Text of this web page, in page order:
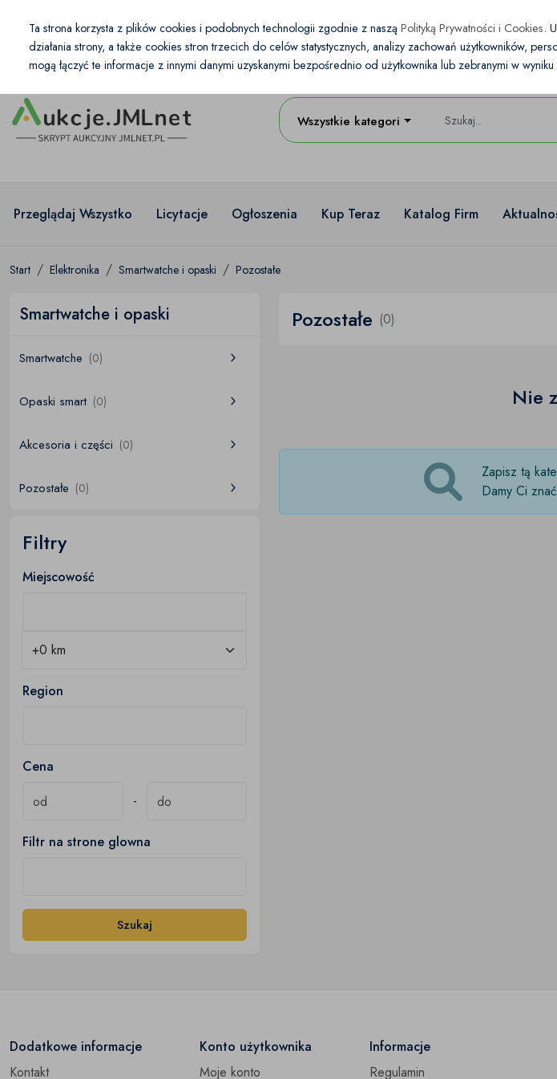
PL PLN
Wszystkie kategorie
Przeglądaj Wszystko Licytacje Ogłoszenia Kup Teraz Katalog Firm
Start Elektronika Smartwatche i opaski Pozostałe
Smartwatche i opaski
Smartwatche (0)
Opaski smart (0)
Akcesoria i części (0)
Pozostałe (0)
Filtry
Miejscowość
Region
Cena
-
Filtr na strone glowna
Szukaj
Pozostałe (0)
Nie
Zapisz tą
Damy Ci
Dodatkowe informacje
Kontakt
Konto użytkownika
Moje konto
Informacje
Regulamin
Ta strona korzysta z plików cookies i podobnych technologii zgodnie z naszą Polityką Prywatności i Cookies.
działania strony, a także cookies stron trzecich do celów statystycznych, analizy zachowań użytkowników,
mogą łączyć te informacje z innymi danymi uzyskanymi bezpośrednio od użytkownika lub zebranymi w wyniku